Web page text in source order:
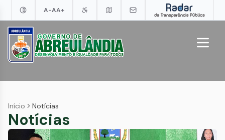
A-AA+
Início Notícias
Notícias